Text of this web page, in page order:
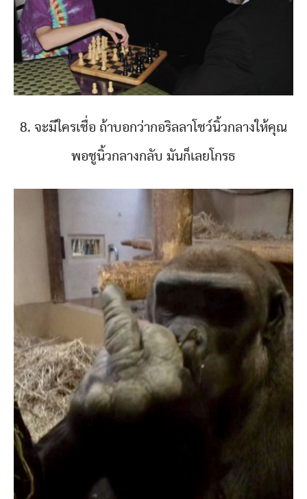
8. จะมีใครเชื่อ ถ้าบอกว่ากอริลลาโชว์นิ้วกลางให้คุณ
พอชูนิ้วกลางกลับ มันก็เลยโกรธ